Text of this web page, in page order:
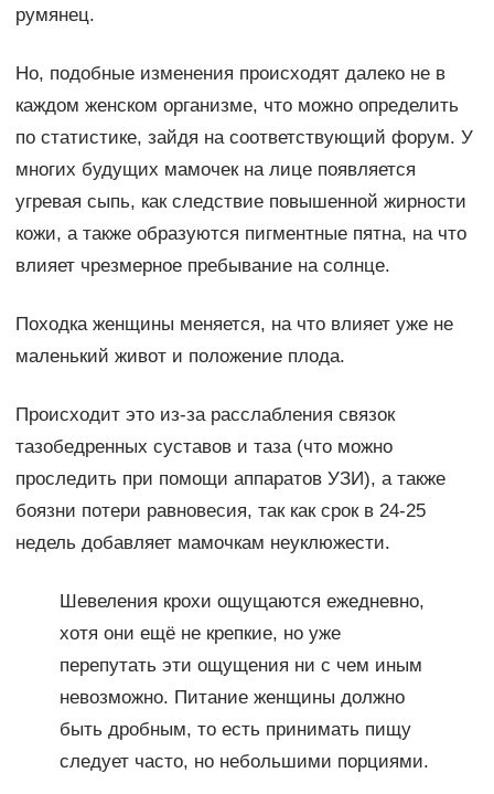
румянец.
Но, подобные изменения происходят далеко не в
каждом женском организме, что можно определить
по статистике, зайдя на соответствующий форум. У
многих будущих мамочек на лице появляется
угревая сыпь, как следствие повышенной жирности
кожи, а также образуются пигментные пятна, на что
влияет чрезмерное пребывание на солнце.
Походка женщины меняется, на что влияет уже не
маленький живот и положение плода.
Происходит это из-за расслабления связок
тазобедренных суставов и таза (что можно
проследить при помощи аппаратов УЗИ), а также
боязни потери равновесия, так как срок в 24-25
недель добавляет мамочкам неуклюжести.
Шевеления крохи ощущаются ежедневно,
хотя они ещё не крепкие, но уже
перепутать эти ощущения ни с чем иным
невозможно. Питание женщины должно
быть дробным, то есть принимать пищу
следует часто, но небольшими порциями.